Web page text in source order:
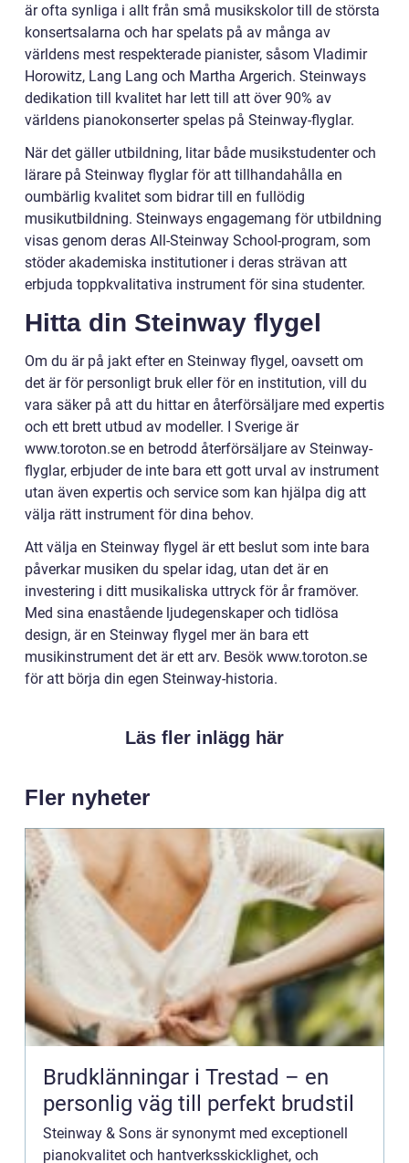
är ofta synliga i allt från små musikskolor till de största
konsertsalarna och har spelats på av många av
världens mest respekterade pianister, såsom Vladimir
Horowitz, Lang Lang och Martha Argerich. Steinways
dedikation till kvalitet har lett till att över 90% av
världens pianokonserter spelas på Steinway-flyglar.
När det gäller utbildning, litar både musikstudenter och
lärare på Steinway flyglar för att tillhandahålla en
oumbärlig kvalitet som bidrar till en fullödig
musikutbildning. Steinways engagemang för utbildning
visas genom deras All-Steinway School-program, som
stöder akademiska institutioner i deras strävan att
erbjuda toppkvalitativa instrument för sina studenter.
Hitta din Steinway flygel
Om du är på jakt efter en Steinway flygel, oavsett om
det är för personligt bruk eller för en institution, vill du
vara säker på att du hittar en återförsäljare med expertis
och ett brett utbud av modeller. I Sverige är
www.toroton.se en betrodd återförsäljare av Steinway-
flyglar, erbjuder de inte bara ett gott urval av instrument
utan även expertis och service som kan hjälpa dig att
välja rätt instrument för dina behov.
Att välja en Steinway flygel är ett beslut som inte bara
påverkar musiken du spelar idag, utan det är en
investering i ditt musikaliska uttryck för år framöver.
Med sina enastående ljudegenskaper och tidlösa
design, är en Steinway flygel mer än bara ett
musikinstrument det är ett arv. Besök www.toroton.se
för att börja din egen Steinway-historia.
Läs fler inlägg här
Fler nyheter
Brudklänningar i Trestad – en
personlig väg till perfekt brudstil
Steinway & Sons är synonymt med exceptionell
pianokvalitet och hantverksskicklighet, och